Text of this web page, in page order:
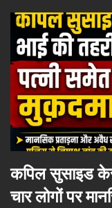
कपिल सुसाइड
चार लोगों पर